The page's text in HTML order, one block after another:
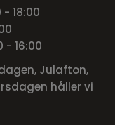
18:00
- 16:00
Julafton,
håller vi